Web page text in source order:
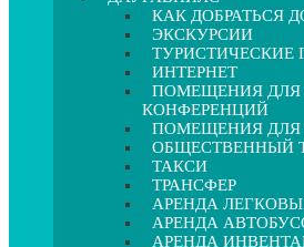
КАК ДОБРАТЬСЯ
ЭКСКУРСИИ
ТУРИСТИЧЕСКИЕ
ИНТЕРНЕТ
ПОМЕЩЕНИЯ ДЛЯ
КОНФЕРЕНЦИЙ
ПОМЕЩЕНИЯ ДЛЯ
ОБЩЕСТВЕННЫЙ
ТАКСИ
ТРАНСФЕР
АРЕНДА
АРЕНДА
АРЕНДА